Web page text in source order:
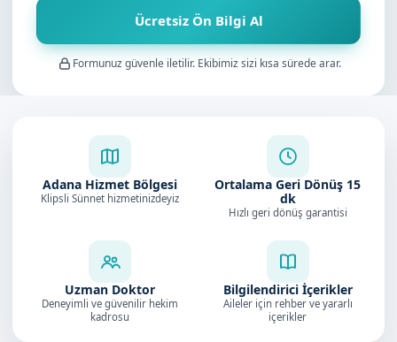
Ücretsiz Ön Bilgi Al
Formunuz güvenle iletilir. Ekibimiz sizi kısa sürede arar.
Adana Hizmet Bölgesi
Klipsli Sünnet hizmetinizdeyiz
Ortalama Geri Dönüş 15
dk
Hızlı geri dönüş garantisi
Uzman Doktor
Deneyimli ve güvenilir hekim
kadrosu
Bilgilendirici İçerikler
Aileler için rehber ve yararlı
içerikler